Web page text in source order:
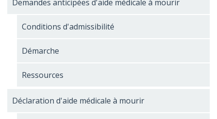
Demandes anticipées d'aide médicale à mourir
Conditions d'admissibilité
Démarche
Ressources
Déclaration d'aide médicale à mourir